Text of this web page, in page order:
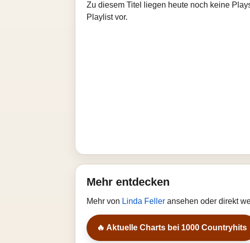
Zu diesem Titel liegen heute noch keine
Playlist vor.
Mehr entdecken
Mehr von Linda Feller ansehen oder direkt
🔥 Aktuelle Charts bei 1000 Countryhits